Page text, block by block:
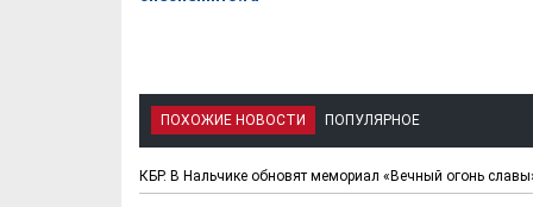
ПОХОЖИЕ НОВОСТИ ПОПУЛЯРНОЕ
КБР. В Нальчике обновят мемориал «Вечный огонь